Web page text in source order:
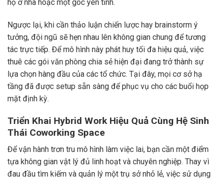
họ ở nhà hoặc một góc yên tĩnh.
Ngược lại, khi cần thảo luận chiến lược hay brainstorm ý
tưởng, đội ngũ sẽ hẹn nhau lên không gian chung để tương
tác trực tiếp. Để mô hình này phát huy tối đa hiệu quả, việc
thuê các gói văn phòng chia sẻ hiện đại đang trở thành sự
lựa chọn hàng đầu của các tổ chức. Tại đây, mọi cơ sở hạ
tầng đã được setup sẵn sàng để phục vụ cho các buổi họp
mặt định kỳ.
Triển Khai Hybrid Work Hiệu Quả Cùng Hệ Sinh
Thái Coworking Space
Để vận hành trơn tru mô hình làm việc lai, bạn cần một điểm
tựa không gian vật lý đủ linh hoạt và chuyên nghiệp. Thay vì
đau đầu tìm kiếm và quản lý một trụ sở nhỏ lẻ, việc sử dụng